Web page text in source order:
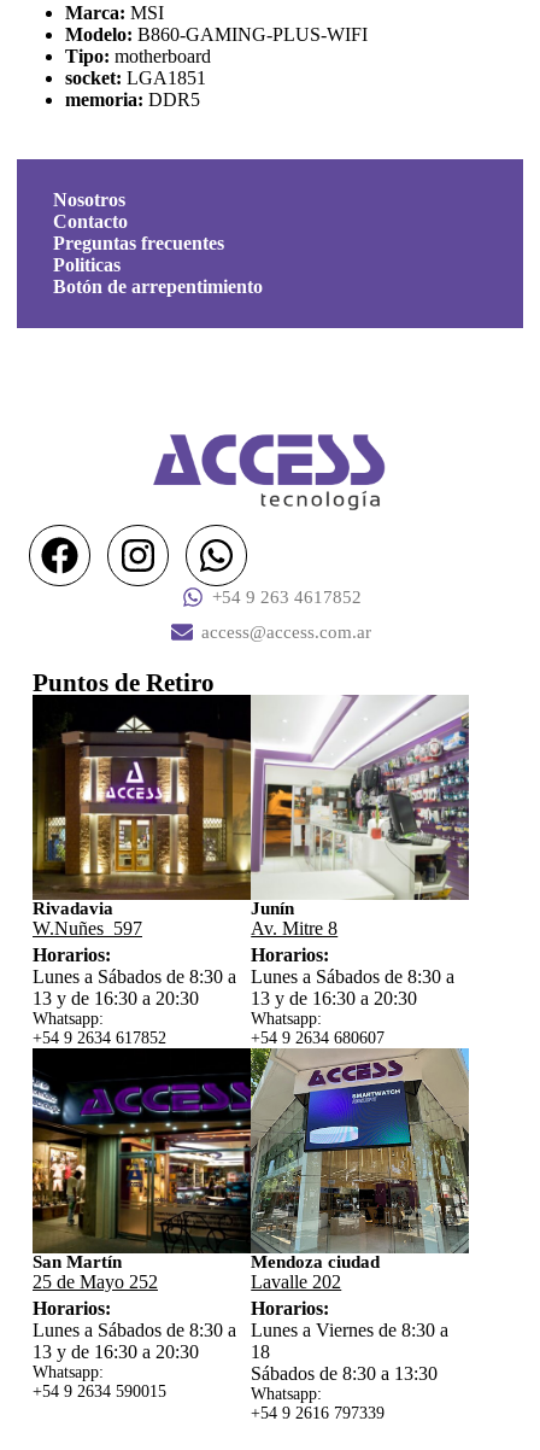
Marca: MSI
Modelo: B860-GAMING-PLUS-WIFI
Tipo: motherboard
socket: LGA1851
memoria: DDR5
Nosotros
Contacto
Preguntas frecuentes
Politicas
Botón de arrepentimiento
+54 9 263 4617852
access@access.com.ar
Puntos de Retiro
Rivadavia
W.Nuñes 597
Horarios:
Lunes a Sábados de 8:30 a
13 y de 16:30 a 20:30
Whatsapp:
+54 9 2634 617852
Junín
Av. Mitre 8
Horarios:
Lunes a Sábados de 8:30 a
13 y de 16:30 a 20:30
Whatsapp:
+54 9 2634 680607
San Martín
25 de Mayo 252
Horarios:
Lunes a Sábados de 8:30 a
13 y de 16:30 a 20:30
Whatsapp:
+54 9 2634 590015
Mendoza ciudad
Lavalle 202
Horarios:
Lunes a Viernes de 8:30 a
18
Sábados de 8:30 a 13:30
Whatsapp:
+54 9 2616 797339